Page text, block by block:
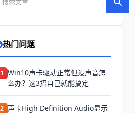
热门问题
1 Win10声卡驱动正常但没声音怎
么办？这3招自己就能搞定
2 声卡High Definition Audio显示